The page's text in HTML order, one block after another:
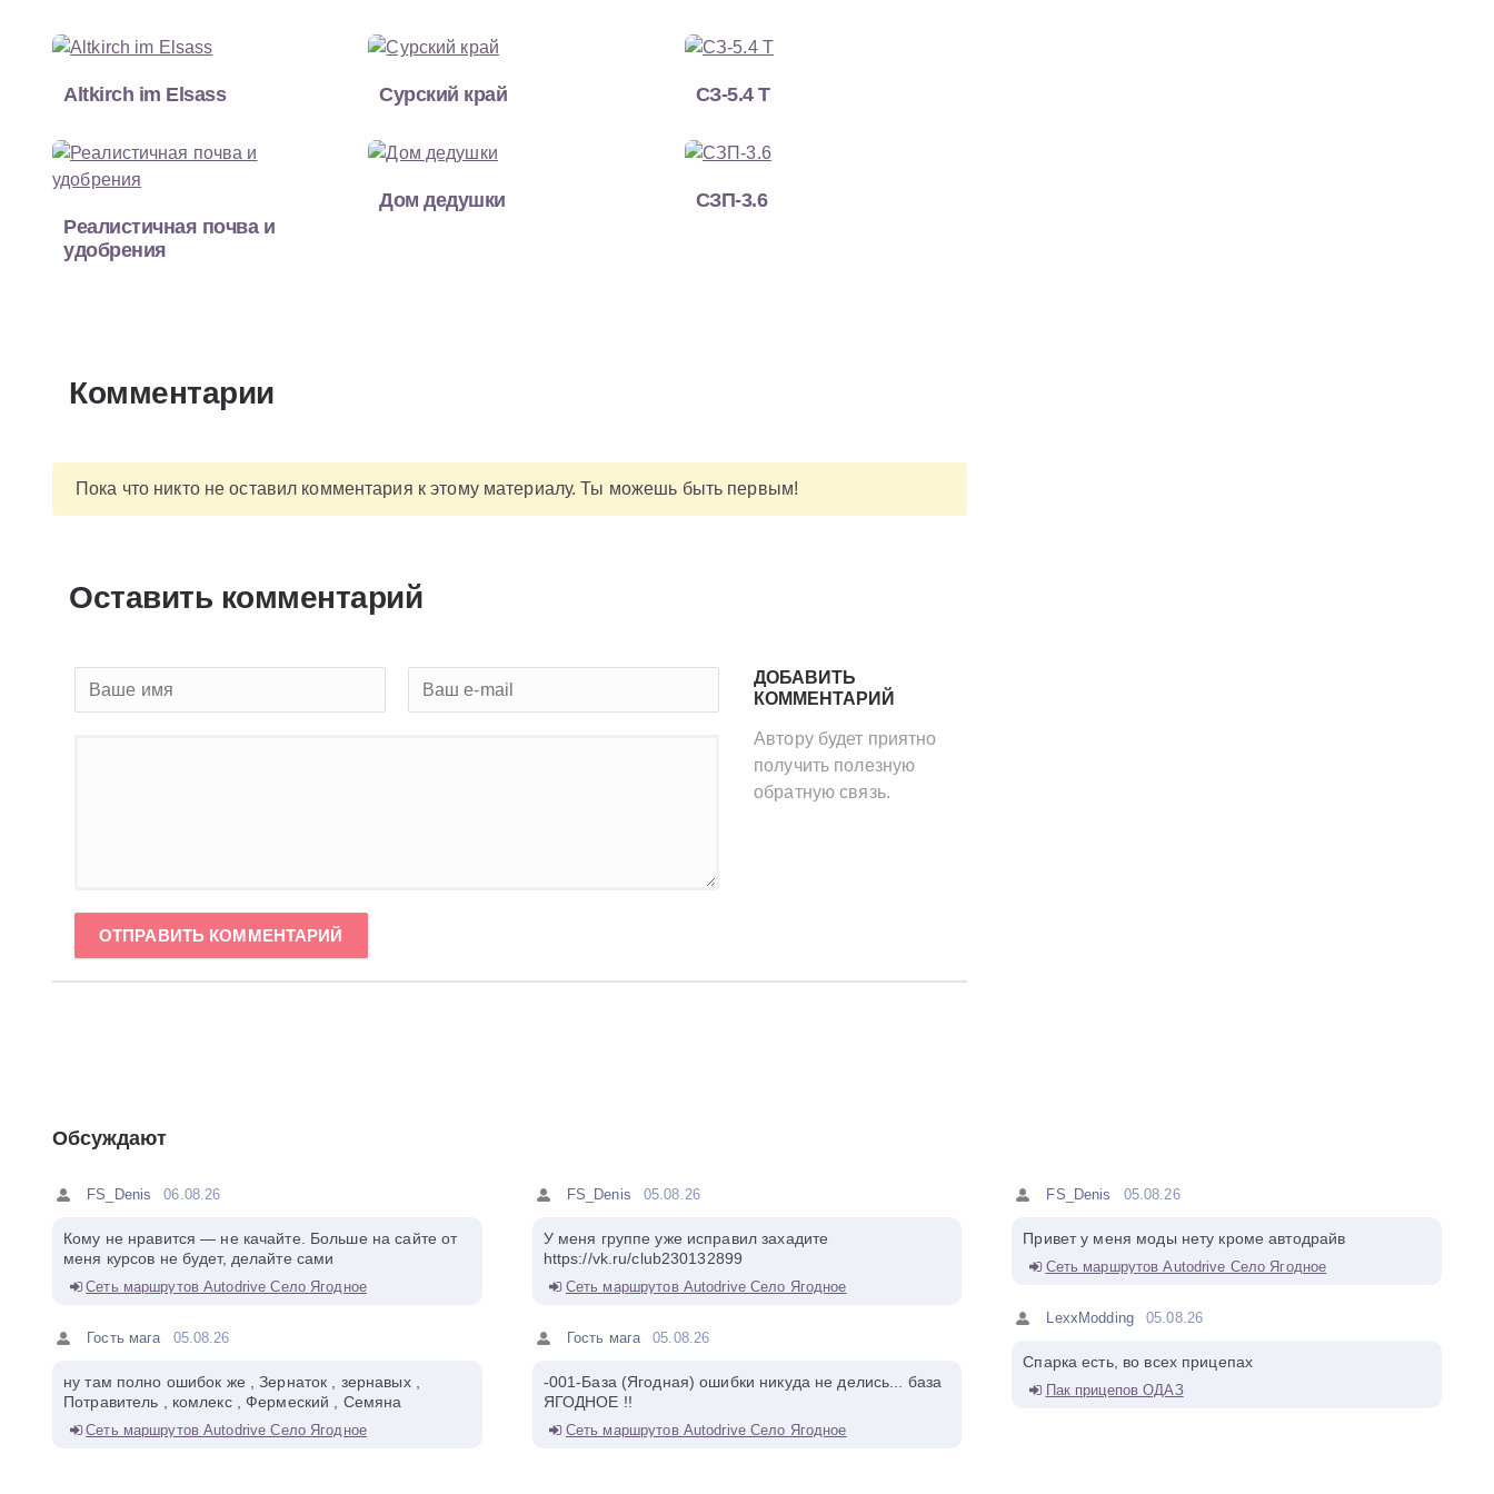
Altkirch im Elsass Сурский край СЗ-5.4 Т
Реалистичная почва и
удобрения
Дом дедушки СЗП-3.6
Комментарии
Пока что никто не оставил комментария к этому материалу. Ты можешь быть первым!
Оставить комментарий
ДОБАВИТЬ
КОММЕНТАРИЙ
Автору будет приятно
получить полезную
обратную связь.
ОТПРАВИТЬ КОММЕНТАРИЙ
Обсуждают
FS_Denis 06.08.26
Кому не нравится — не качайте. Больше на сайте от
меня курсов не будет, делайте сами
Сеть маршрутов Autodrive Село Ягодное
Гость мага 05.08.26
ну там полно ошибок же , Зернаток , зернавых ,
Потравитель , комлекс , Фермеский , Семяна
Сеть маршрутов Autodrive Село Ягодное
FS_Denis 05.08.26
У меня группе уже исправил захадите
https://vk.ru/club230132899
Сеть маршрутов Autodrive Село Ягодное
Гость мага 05.08.26
-001-База (Ягодная) ошибки никуда не делись... база
ЯГОДНОЕ !!
Сеть маршрутов Autodrive Село Ягодное
FS_Denis 05.08.26
Привет у меня моды нету кроме автодрайв
Сеть маршрутов Autodrive Село Ягодное
LexxModding 05.08.26
Спарка есть, во всех прицепах
Пак прицепов ОДАЗ